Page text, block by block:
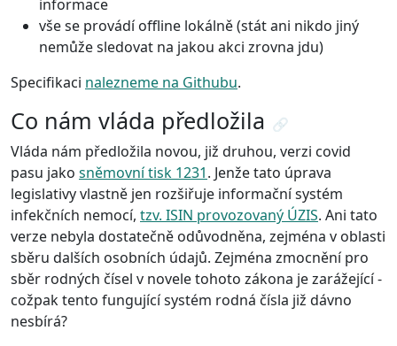
informace
vše se provádí offline lokálně (stát ani nikdo jiný
nemůže sledovat na jakou akci zrovna jdu)
Specifikaci nalezneme na Githubu.
Co nám vláda předložila 🔗
Vláda nám předložila novou, již druhou, verzi covid
pasu jako sněmovní tisk 1231. Jenže tato úprava
legislativy vlastně jen rozšiřuje informační systém
infekčních nemocí, tzv. ISIN provozovaný ÚZIS. Ani tato
verze nebyla dostatečně odůvodněna, zejména v oblasti
sběru dalších osobních údajů. Zejména zmocnění pro
sběr rodných čísel v novele tohoto zákona je zarážející -
cožpak tento fungující systém rodná čísla již dávno
nesbírá?